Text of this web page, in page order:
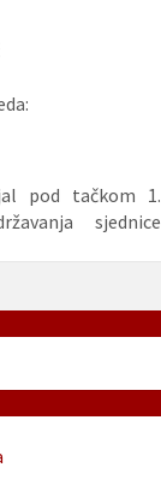
pod tačkom 1.
sjednice